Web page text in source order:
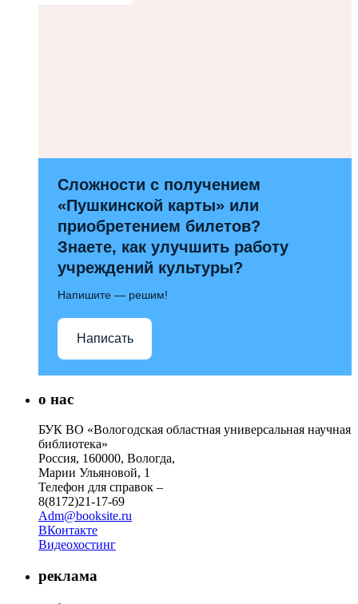
Сложности с получением
«Пушкинской карты» или
приобретением билетов?
Знаете, как улучшить работу
учреждений культуры?
Напишите — решим!
Написать
о нас
БУК ВО «Вологодская областная универсальная научная
библиотека»
Россия, 160000, Вологда,
Марии Ульяновой, 1
Телефон для справок –
8(8172)21-17-69
Adm@booksite.ru
ВКонтакте
Видеохостинг
реклама